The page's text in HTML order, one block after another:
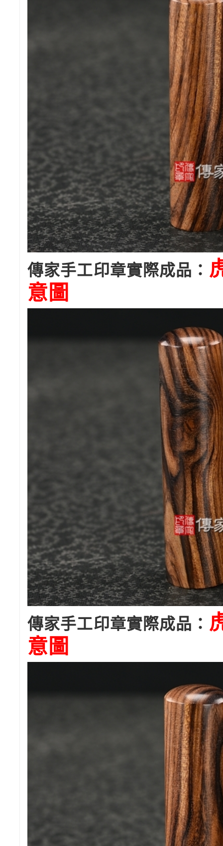
傳家手工印章實際成品：
意圖
傳家手工印章實際成品：
意圖